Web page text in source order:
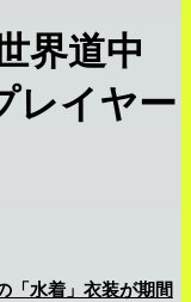
界道中
レイヤー
「水着」衣装が期間